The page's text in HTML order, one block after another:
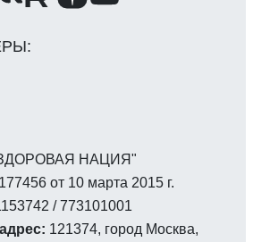
НАЦИЯ"
от 10 марта 2015 г.
/ 773101001
121374, город Москва,